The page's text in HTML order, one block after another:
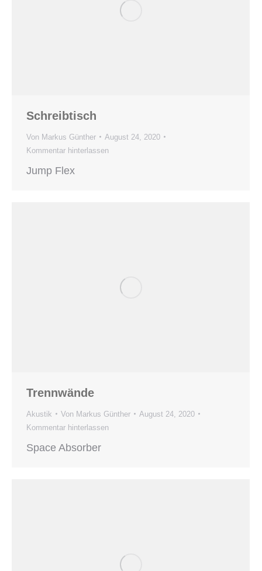
Schreibtisch
Von Markus Günther
August 24, 2020
Kommentar hinterlassen
Jump Flex
Trennwände
Akustik Von Markus Günther
August 24, 2020
Kommentar hinterlassen
Space Absorber